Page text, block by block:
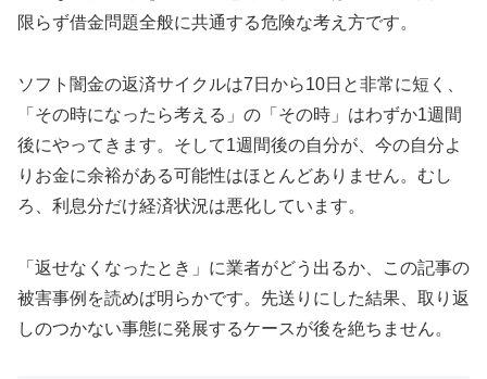
限らず借金問題全般に共通する危険な考え方です。
ソフト闇金の返済サイクルは7日から10日と非常に短く、
「その時になったら考える」の「その時」はわずか1週間
後にやってきます。そして1週間後の自分が、今の自分よ
りお金に余裕がある可能性はほとんどありません。むし
ろ、利息分だけ経済状況は悪化しています。
「返せなくなったとき」に業者がどう出るか、この記事の
被害事例を読めば明らかです。先送りにした結果、取り返
しのつかない事態に発展するケースが後を絶ちません。